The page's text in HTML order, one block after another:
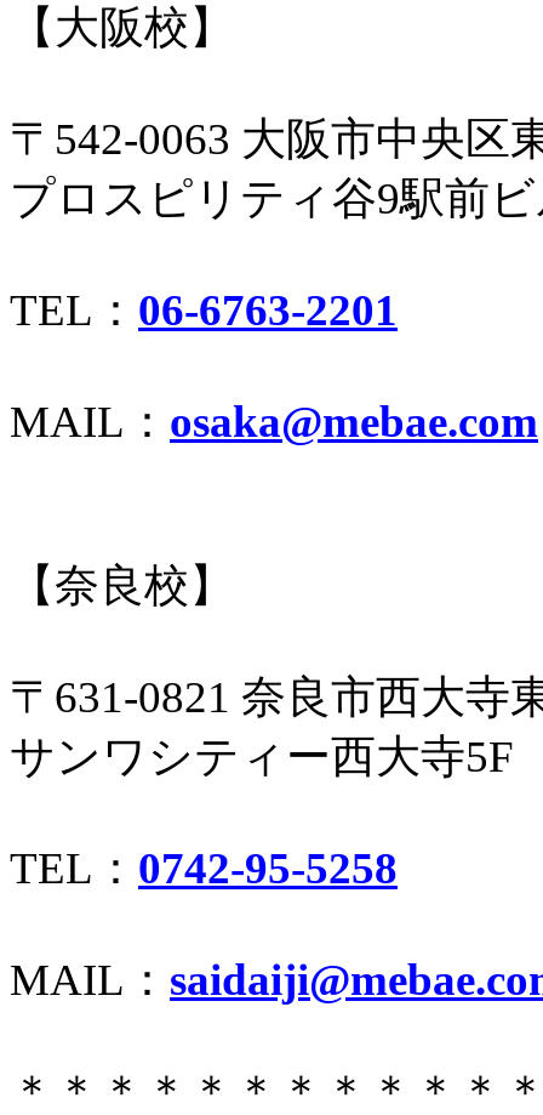
【大阪校】
〒542-0063 大阪市中央区
プロスピリティ谷9駅前
TEL： 06-6763-2201
MAIL： osaka@mebae.com
【奈良校】
〒631-0821 奈良市西大寺
サンワシティー西大寺5F
TEL： 0742-95-5258
MAIL：
＊＊＊＊＊＊＊＊＊＊＊